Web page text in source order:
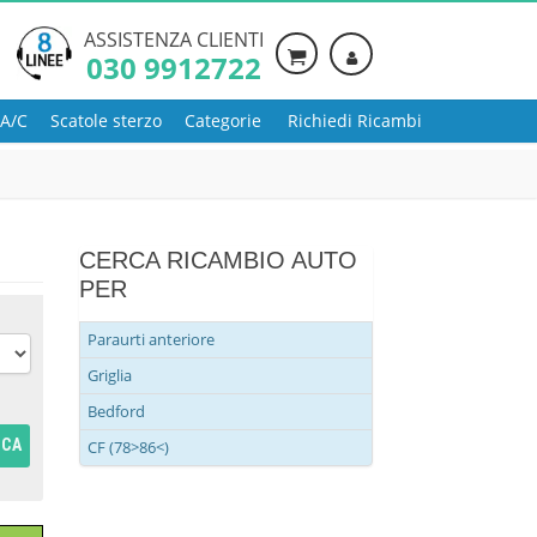
ASSISTENZA CLIENTI
030 9912722
C Scatole sterzo Categorie Richiedi Ricambi
CERCA RICAMBIO AUTO
PER
Paraurti anteriore
Griglia
Bedford
CF (78>86<)